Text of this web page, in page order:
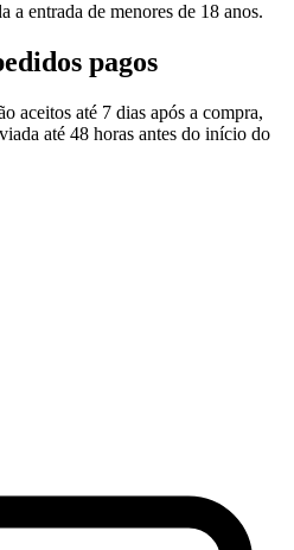
a entrada de menores de 18 anos.
pagos
aceitos até 7 dias após a compra,
até 48 horas antes do início do